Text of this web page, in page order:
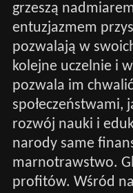
grzeszą
entuzjazmem
pozwalają w
kolejne uczelnie i
pozwala im
społeczeństwami,
rozwój nauki i
narody same
marnotrawstwo.
profitów. Wśród